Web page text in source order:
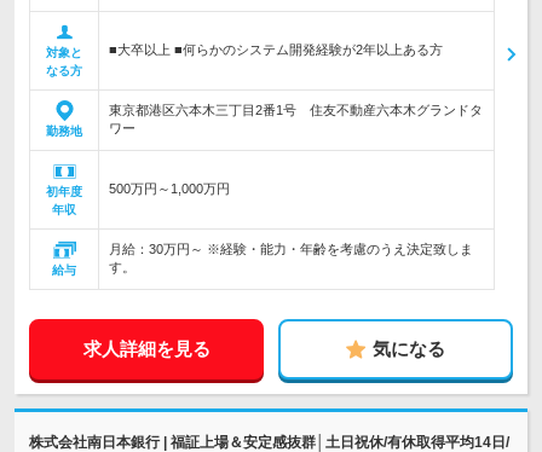
対象と
なる方
■大卒以上 ■何らかのシステム開発経験が2年以上ある方
勤務地
東京都港区六本木三丁目2番1号 住友不動産六本木グランドタ
ワー
初年度
年収
500万円～1,000万円
給与
月給：30万円～ ※経験・能力・年齢を考慮のうえ決定致しま
す。
求人詳細を見る 気になる
株式会社南日本銀行 | 福証上場＆安定感抜群│土日祝休/有休取得平均14日/